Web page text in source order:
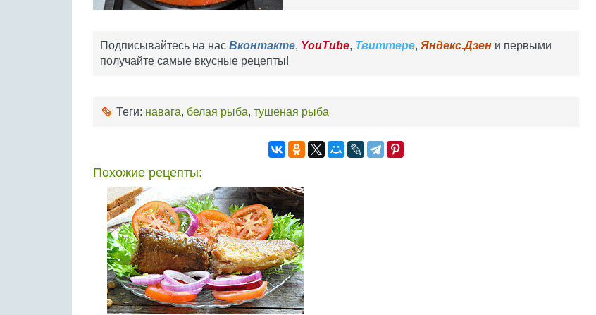
Подписывайтесь на нас Вконтакте, YouTube, Твиттере, Яндекс.Дзен и первыми
получайте самые вкусные рецепты!
Теги: навага, белая рыба, тушеная рыба
Похожие рецепты: